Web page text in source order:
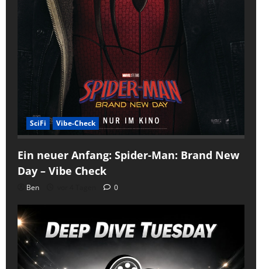
SciFi Vibe-Check
Ein neuer Anfang: Spider-Man: Brand New
Day – Vibe Check
Ben 0